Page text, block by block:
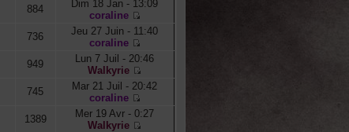
884
Dim 18 Jan - 13:09
coraline
736
Jeu 27 Juin - 11:40
coraline
949
Lun 7 Juil - 20:46
Walkyrie
745
Mar 21 Juil - 20:42
coraline
1389
Mer 19 Avr - 0:27
Walkyrie